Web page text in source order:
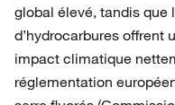
global élevé, tandis que
d’hydrocarbures offrent
impact climatique
réglementation